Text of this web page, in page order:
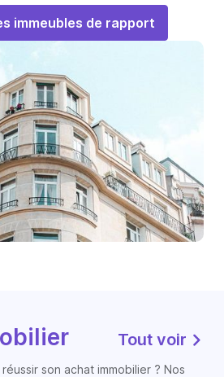
immeubles de rapport
Tout voir
son achat immobilier ? Nos